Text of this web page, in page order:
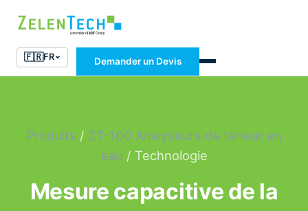
🇫🇷FR Demander un Devis
Produits / ZT-100 Analyseurs de teneur en
eau / Technologie
Mesure capacitive de la